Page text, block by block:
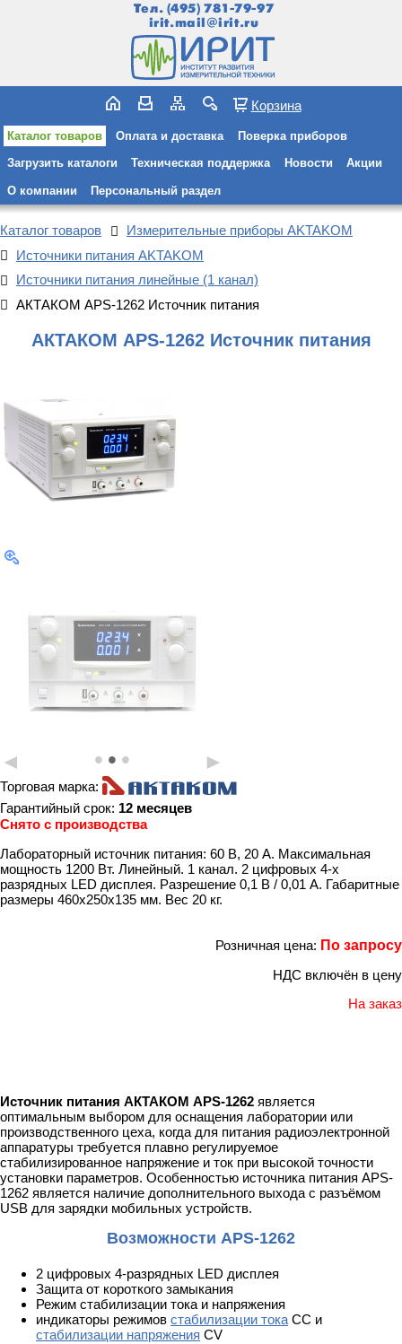
Тел. (495) 781-79-97
irit.mail@irit.ru
Корзина
Каталог товаров Оплата и доставка Поверка приборов
Загрузить каталоги Техническая поддержка Новости Акции
О компании Персональный раздел
Каталог товаров
Измерительные приборы AKTAKOM
Источники питания AKTAKOM
Источники питания линейные (1 канал)
АКТАКОМ APS-1262 Источник питания
АКТАКОМ APS-1262 Источник питания
• • •
◄ ►
Торговая марка:
Гарантийный срок: 12 месяцев
Снято с производства
Лабораторный источник питания: 60 В, 20 А. Максимальная
мощность 1200 Вт. Линейный. 1 канал. 2 цифровых 4-х
разрядных LED дисплея. Разрешение 0,1 В / 0,01 А. Габаритные
размеры 460x250х135 мм. Вес 20 кг.
Розничная цена: По запросу
НДС включён в цену
На заказ
Источник питания АКТАКОМ APS-1262 является
оптимальным выбором для оснащения лаборатории или
производственного цеха, когда для питания радиоэлектронной
аппаратуры требуется плавно регулируемое
стабилизированное напряжение и ток при высокой точности
установки параметров. Особенностью источника питания APS-
1262 является наличие дополнительного выхода с разъёмом
USB для зарядки мобильных устройств.
Возможности APS-1262
2 цифровых 4-разрядных LED дисплея
Защита от короткого замыкания
Режим стабилизации тока и напряжения
индикаторы режимов стабилизации тока CC и
стабилизации напряжения CV